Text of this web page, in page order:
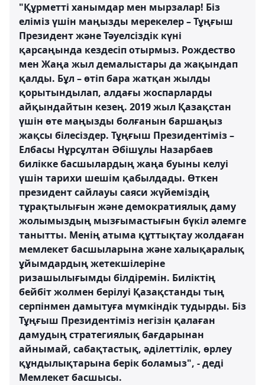
"Құрметті ханымдар мен мырзалар! Біз
еліміз үшін маңызды мерекелер – Тұңғыш
Президент және Тәуелсіздік күні
қарсаңында кездесіп отырмыз. Рождество
мен Жаңа жыл демалыстары да жақындап
қалды. Бұл – өтіп бара жатқан жылды
қорытындылап, алдағы жоспарларды
айқындайтын кезең. 2019 жыл Қазақстан
үшін өте маңызды болғанын баршаңыз
жақсы білесіздер. Тұңғыш Президентіміз –
Елбасы Нұрсұлтан Әбішұлы Назарбаев
билікке басшылардың жаңа буыны келуі
үшін тарихи шешім қабылдады. Өткен
президент сайлауы саяси жүйеміздің
тұрақтылығын және демократиялық даму
жолымыздың мызғымастығын бүкіл әлемге
танытты. Менің атыма құттықтау жолдаған
мемлекет басшыларына және халықаралық
ұйымдардың жетекшілеріне
ризашылығымды білдіремін. Биліктің
бейбіт жолмен берілуі Қазақстанды тың
серпінмен дамытуға мүмкіндік тудырды. Біз
Тұңғыш Президентіміз негізін қалаған
дамудың стратегиялық бағдарынан
айнымай, сабақтастық, әділеттілік, өрлеу
құндылықтарына берік боламыз", - деді
Мемлекет басшысы.